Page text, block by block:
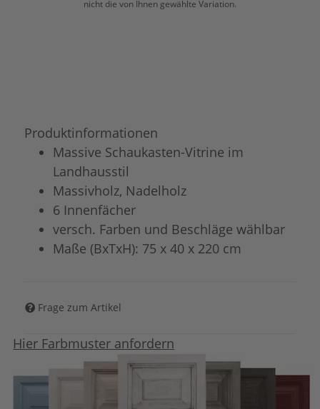
nicht die von Ihnen gewählte Variation.
Produktinformationen
Massive Schaukasten-Vitrine im
Landhausstil
Massivholz, Nadelholz
6 Innenfächer
versch. Farben und Beschläge wählbar
Maße (BxTxH): 75 x 40 x 220 cm
Frage zum Artikel
Hier Farbmuster anfordern